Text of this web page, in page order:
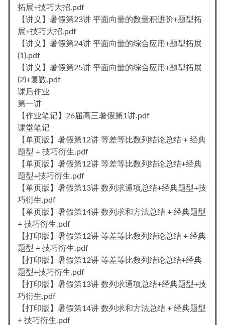
拓展+技巧大招.pdf
【讲义】暑假第23讲 平面向量的数量积进阶+题型拓
展+技巧大招.pdf
【讲义】暑假第24讲 平面向量的综合应用+题型拓展
(1).pdf
【讲义】暑假第25讲 平面向量的综合应用+题型拓展
(2)+复数.pdf
课后作业
第一讲
【作业笔记】26届高三暑假第1讲.pdf
课堂笔记
【单页版】暑假第12讲 等差等比数列结论总结 + 经典
题型 + 技巧衍生.pdf
【单页版】暑假第12讲 等差等比数列结论总结+经典
题型+技巧衍生.pdf
【单页版】暑假第13讲 数列求通项总结+经典题型+技
巧衍生.pdf
【单页版】暑假第14讲 数列求和方法总结 + 经典题型
+ 技巧衍生.pdf
【打印版】暑假第12讲 等差等比数列结论总结 + 经典
题型 + 技巧衍生.pdf
【打印版】暑假第12讲 等差等比数列结论总结+经典
题型+技巧衍生.pdf
【打印版】暑假第13讲 数列求通项总结+经典题型+技
巧衍生.pdf
【打印版】暑假第14讲 数列求和方法总结 + 经典题型
+ 技巧衍生.pdf